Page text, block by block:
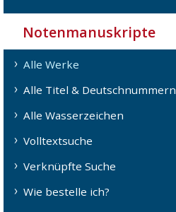
Notenmanuskripte
Alle Werke
Alle Titel & Deutschnummern
Alle Wasserzeichen
Volltextsuche
Verknüpfte Suche
Wie bestelle ich?